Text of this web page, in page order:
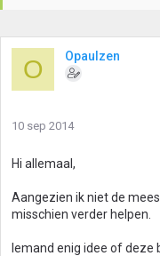
O Opaulzen
10 sep 2014
Hi allemaal,
Aangezien ik niet de
misschien verder helpen.
Iemand enig idee of deze